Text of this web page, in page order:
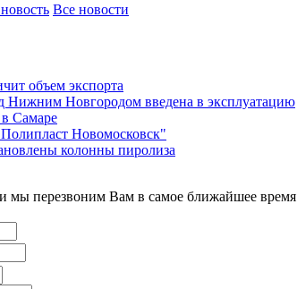
новость Все новости
объем экспорта
Нижним Новгородом введена в эксплуатацию
Самаре
Новомосковск"
колонны пиролиза
и мы перезвоним Вам в самое ближайшее время